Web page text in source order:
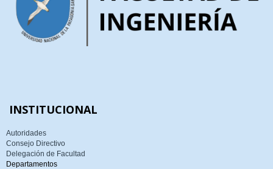
INSTITUCIONAL
Autoridades
Consejo Directivo
Delegación de Facultad
Departamentos